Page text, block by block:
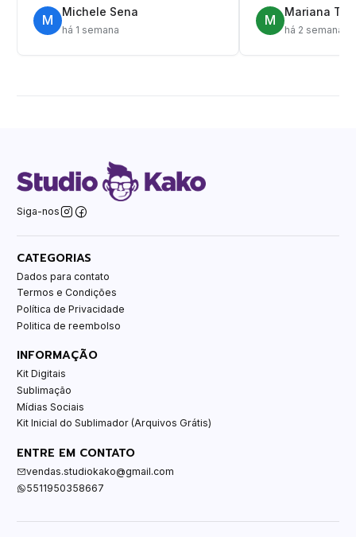
M
Michele Sena
há 1 semana
M
Mariana T.
há 2 semanas
Siga-nos
CATEGORIAS
Dados para contato
Termos e Condições
Política de Privacidade
Politica de reembolso
INFORMAÇÃO
Kit Digitais
Sublimação
Mídias Sociais
Kit Inicial do Sublimador (Arquivos Grátis)
ENTRE EM CONTATO
vendas.studiokako@gmail.com
5511950358667